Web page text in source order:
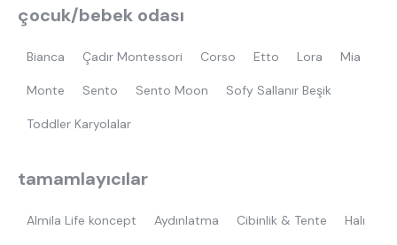
çocuk/bebek odası
Bianca Çadır Montessori Corso Etto Lora Mia
Monte Sento Sento Moon Sofy Sallanır Beşik
Toddler Karyolalar
tamamlayıcılar
Almila Life koncept Aydınlatma Cibinlik & Tente Halı